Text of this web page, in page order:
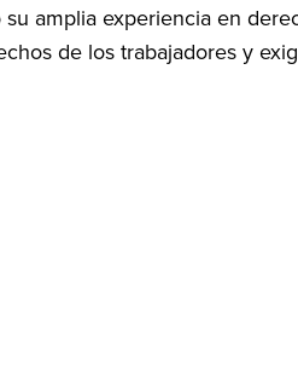
amplia experiencia en
de los trabajadores y